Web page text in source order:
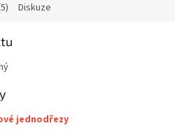
Diskuze
jednodřezy